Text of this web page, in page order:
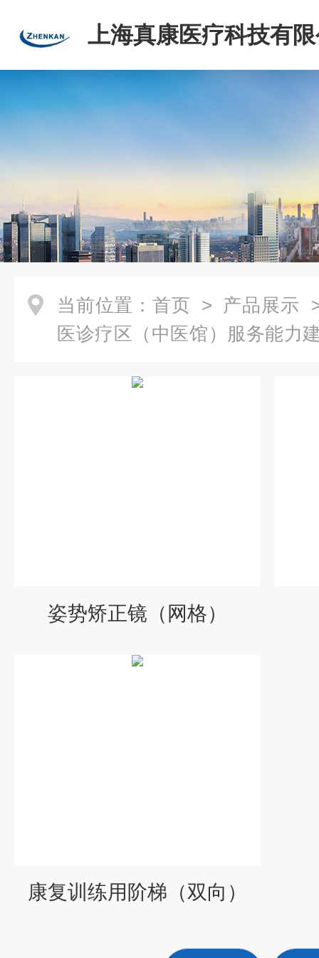
上海真康医疗科技有
当前位置： 首页 > 产品展示
医诊疗区（中医馆）服务能力
姿势矫正镜（网格）
康复训练用阶梯（双向）